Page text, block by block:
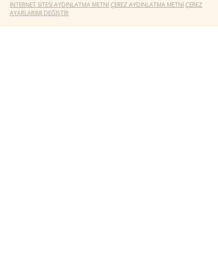
İNTERNET SİTESİ AYDINLATMA METNİ ÇEREZ AYDINLATMA METNİ ÇEREZ
AYARLARIMI DEĞİŞTİR